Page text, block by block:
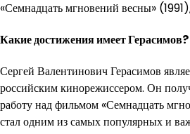
«Семнадцать мгновений весны»
Какие достижения имеет Герасимов?
Сергей Валентинович Герасимов
российским кинорежиссером. Он
работу над фильмом «Семнадцать
стал одним из самых популярных и